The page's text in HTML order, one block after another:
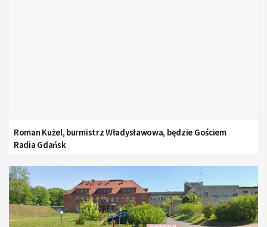
Roman Kużel, burmistrz Władysławowa, będzie Gościem
Radia Gdańsk